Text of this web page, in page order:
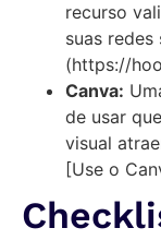
recurso
suas
(https://
Canva:
de usar
visual
[Use o